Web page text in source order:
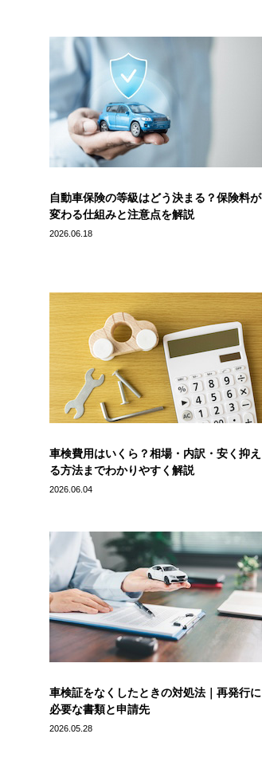
自動車保険の等級はどう決まる？保険料が
変わる仕組みと注意点を解説
2026.06.18
車検費用はいくら？相場・内訳・安く抑え
る方法までわかりやすく解説
2026.06.04
車検証をなくしたときの対処法｜再発行に
必要な書類と申請先
2026.05.28